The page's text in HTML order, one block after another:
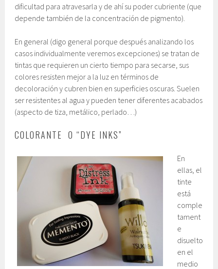
dificultad para atravesarla y de ahí su poder cubriente (que
depende también de la concentración de pigmento).
En general (digo general porque después analizando los
casos individualmente veremos excepciones) se tratan de
tintas que requieren un cierto tiempo para secarse, sus
colores resisten mejor a la luz en términos de
decoloración y cubren bien en superficies oscuras. Suelen
ser resistentes al agua y pueden tener diferentes acabados
(aspecto de tiza, metálico, perlado…)
COLORANTE O “DYE INKS”
En
ellas, el
tinte
está
comple
tament
e
disuelto
en el
medio